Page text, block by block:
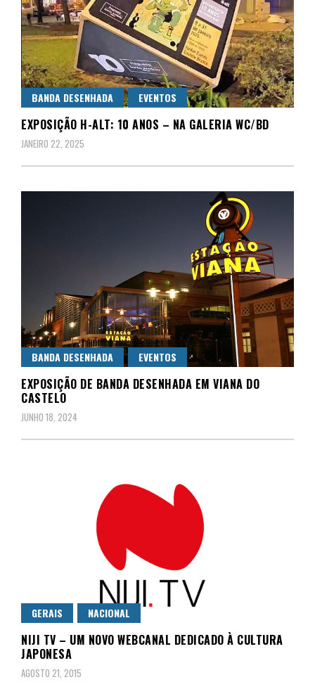
BANDA DESENHADA EVENTOS
EXPOSIÇÃO H-ALT: 10 ANOS – NA GALERIA WC/BD
JANEIRO 22, 2025
BANDA DESENHADA EVENTOS
EXPOSIÇÃO DE BANDA DESENHADA EM VIANA DO
CASTELO
JUNHO 18, 2024
GERAIS NACIONAL
NIJI TV – UM NOVO WEBCANAL DEDICADO À CULTURA
JAPONESA
AGOSTO 21, 2015